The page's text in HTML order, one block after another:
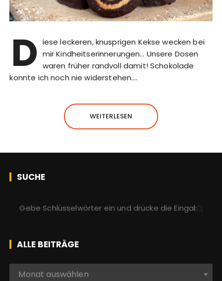
D iese leckeren, knusprigen Kekse wecken bei
mir Kindheitserinnerungen… Unsere Dosen
waren früher randvoll damit! Schokolade
konnte ich noch nie widerstehen….
WEITERLESEN
SUCHE
h
e
n
ALLE BEITRÄGE
Monat auswählen